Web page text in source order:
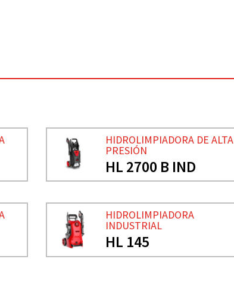
HIDROLIMPIADORA DE ALTA
PRESIÓN
HL 2700 B IND
HIDROLIMPIADORA
INDUSTRIAL
HL 145